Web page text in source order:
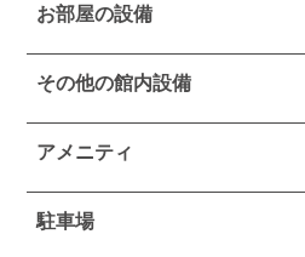
お部屋の設備
その他の館内設備
アメニティ
駐車場